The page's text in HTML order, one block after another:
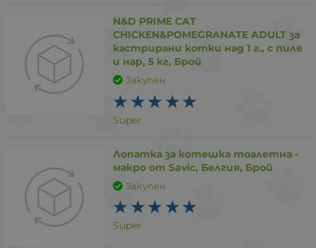
N&D PRIME CAT
CHICKEN&POMEGRANATE ADULT за
кастрирани котки над 1 г., с пиле
и нар, 5 кг, Брой
Закупен
Super
Лопатка за котешка тоалетна -
макро от Savic, Белгия, Брой
Закупен
Super